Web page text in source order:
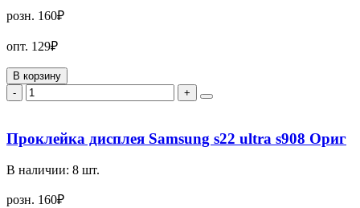
розн. 160₽
опт. 129₽
В корзину
-
+
Проклейка дисплея Samsung s22 ultra s908 Ориг
В наличии: 8 шт.
розн. 160₽